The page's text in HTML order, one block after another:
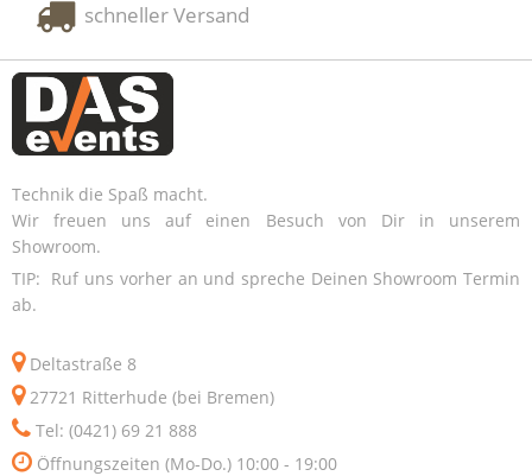
schneller Versand
Technik die Spaß macht.
Wir freuen uns auf einen Besuch von Dir in unserem
Showroom.
TIP: Ruf uns vorher an und spreche Deinen Showroom Termin
ab.
Deltastraße 8
27721 Ritterhude (bei Bremen)
Tel: (0421) 69 21 888
Öffnungszeiten (Mo-Do.) 10:00 - 19:00